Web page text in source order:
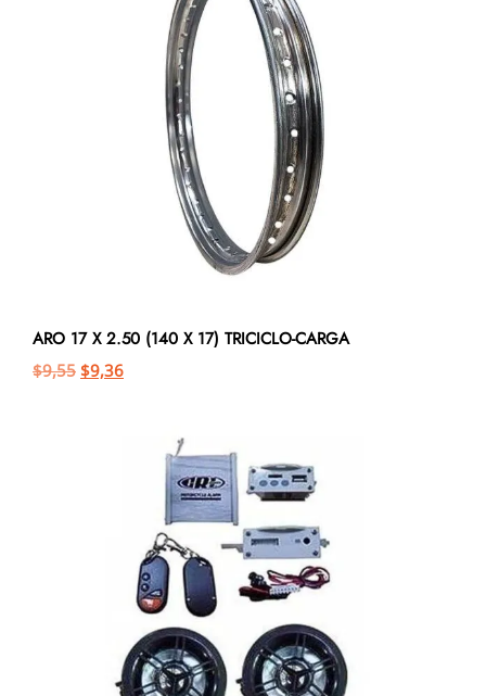
ARO 17 X 2.50 (140 X 17) TRICICLO-CARGA
$9,55 $9,36